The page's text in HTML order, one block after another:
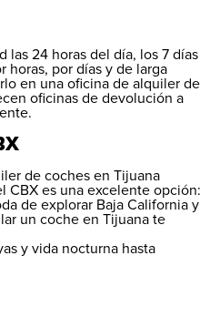
las 24 horas del día, los 7 días
horas, por días y de larga
en una oficina de alquiler de
oficinas de devolución a
de coches en Tijuana
CBX es una excelente opción:
de explorar Baja California y
un coche en Tijuana te
y vida nocturna hasta